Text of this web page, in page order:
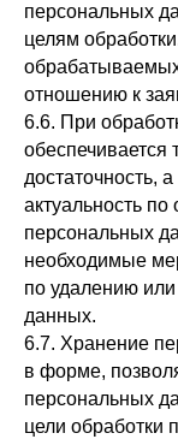
персональных
целям
отношению к
6.6. При
обеспечивается
достаточность,
актуальность
персональных
необходимые
по удалению
данных.
6.7. Хранение
в форме,
персональных
цели обработки